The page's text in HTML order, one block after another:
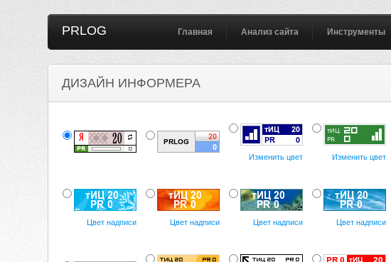
PRLOG Главная Анализ сайта Инструменты
ДИЗАЙН ИНФОРМЕРА
Изменить цвет Изменить цвет
Цвет надписи Цвет надписи Цвет надписи Цвет надписи